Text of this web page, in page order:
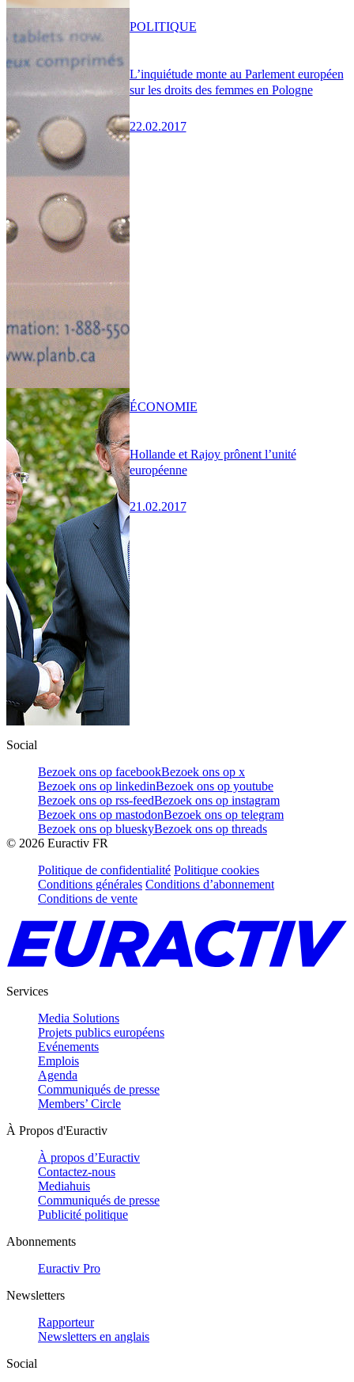
L’inquiétude monte au Parlement européen
sur les droits des femmes en Pologne
22.02.2017
POLITIQUE
Hollande et Rajoy prônent l’unité
européenne
21.02.2017
ÉCONOMIE
Social
Bezoek ons op facebookBezoek ons op x
Bezoek ons op linkedinBezoek ons op youtube
Bezoek ons op rss-feedBezoek ons op instagram
Bezoek ons op mastodonBezoek ons op telegram
Bezoek ons op blueskyBezoek ons op threads
© 2026 Euractiv FR
Politique de confidentialité Politique cookies
Conditions générales Conditions d’abonnement
Conditions de vente
Services
Media Solutions
Projets publics européens
Evénements
Emplois
Agenda
Communiqués de presse
Members’ Circle
À Propos d'Euractiv
À propos d’Euractiv
Contactez-nous
Mediahuis
Communiqués de presse
Publicité politique
Abonnements
Euractiv Pro
Newsletters
Rapporteur
Newsletters en anglais
Social